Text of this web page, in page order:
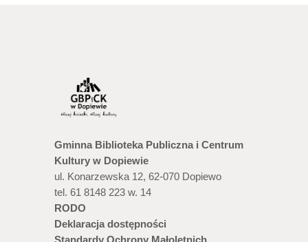
Gminna Biblioteka Publiczna i Centrum
Kultury w Dopiewie
ul. Konarzewska 12, 62-070 Dopiewo
tel. 61 8148 223 w. 14
RODO
Deklaracja dostępności
Standardy Ochrony Małoletnich